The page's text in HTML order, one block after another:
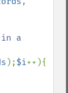
a
);$i++){